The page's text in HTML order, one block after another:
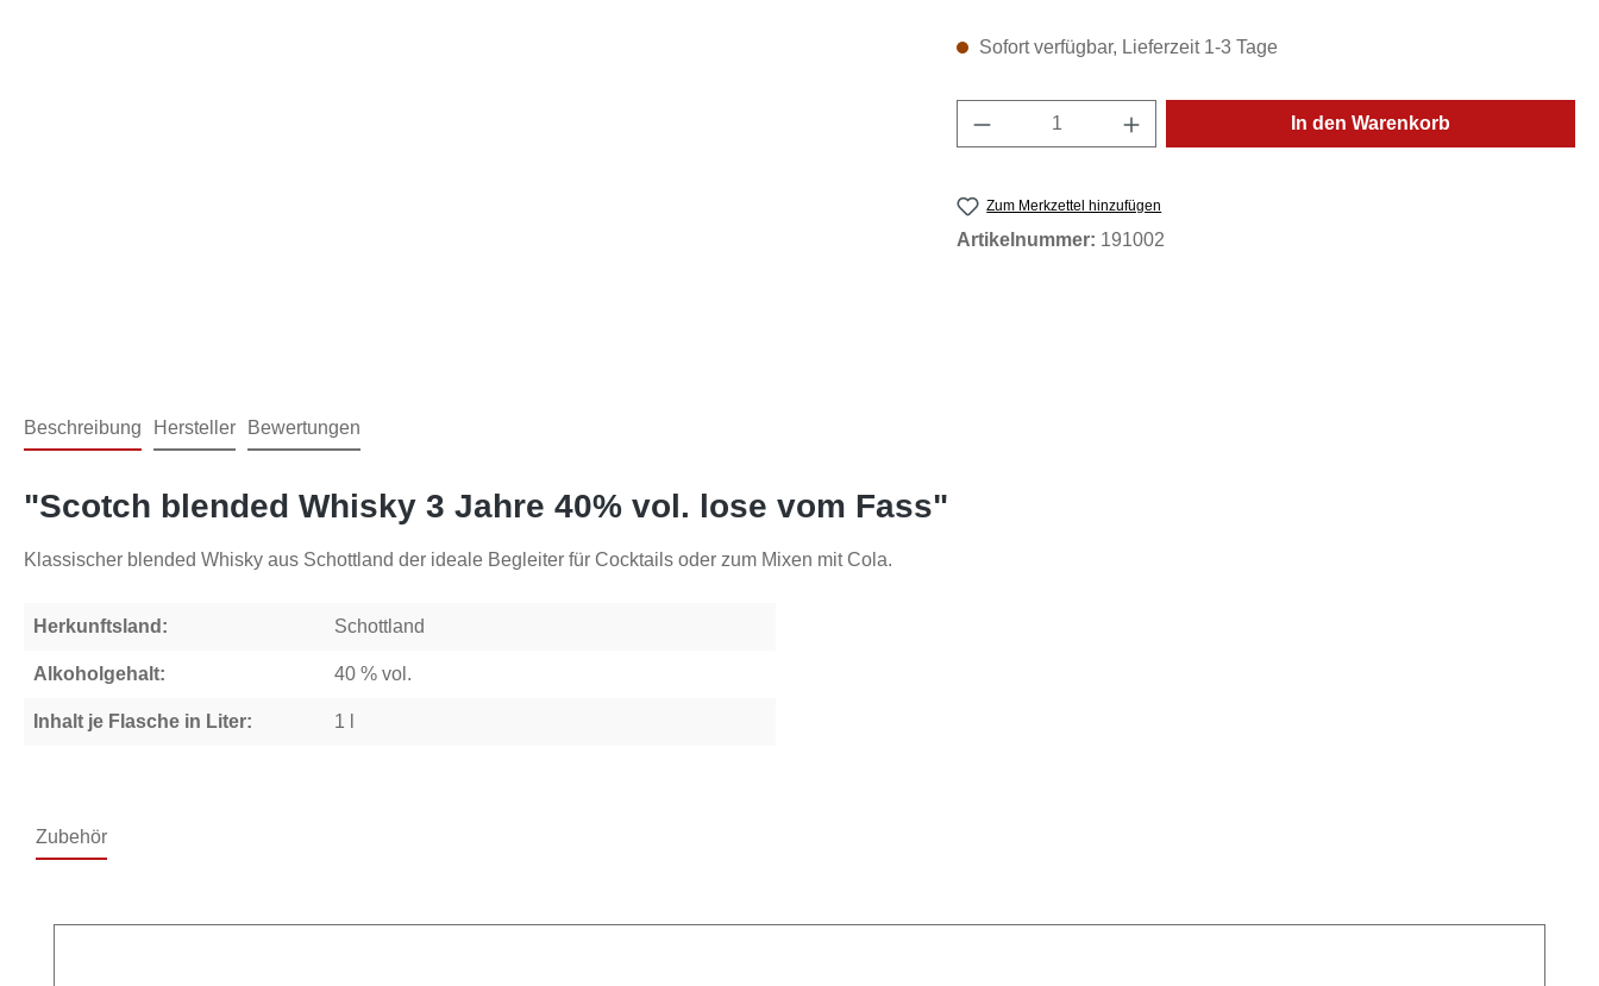
Sofort verfügbar, Lieferzeit 1-3 Tage
Produkt Anzahl: Gib den gewünschten Wert ein
In den Warenkorb
Zum Merkzettel hinzufügen
Artikelnummer: 191002
Beschreibung Hersteller Bewertungen
"Scotch blended Whisky 3 Jahre 40% vol. lose vom Fass"
Klassischer blended Whisky aus Schottland der ideale Begleiter für Cocktails oder zum Mixen mit Cola.
Herkunftsland: Schottland
Alkoholgehalt: 40 % vol.
Inhalt je Flasche in Liter: 1 l
Zubehör